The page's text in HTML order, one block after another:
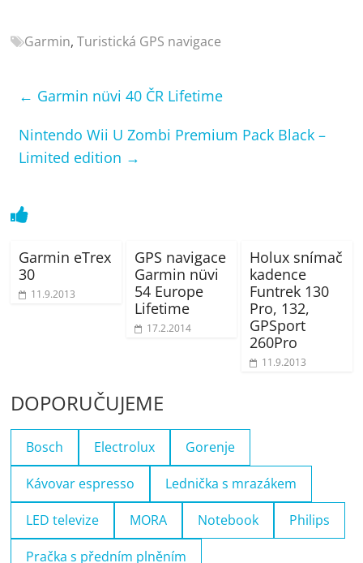
bazény
Garmin,Turistická GPS navigace
← Garmin nüvi 40 ČR Lifetime
Nintendo Wii U Zombi Premium Pack Black –
Limited edition →
Garmin eTrex
30
11.9.2013
GPS navigace
Garmin nüvi
54 Europe
Lifetime
17.2.2014
Holux snímač
kadence
Funtrek 130
Pro, 132,
GPSport
260Pro
11.9.2013
DOPORUČUJEME
Bosch Electrolux Gorenje
Kávovar espresso Lednička s mrazákem
LED televize MORA Notebook Philips
Pračka s předním plněním